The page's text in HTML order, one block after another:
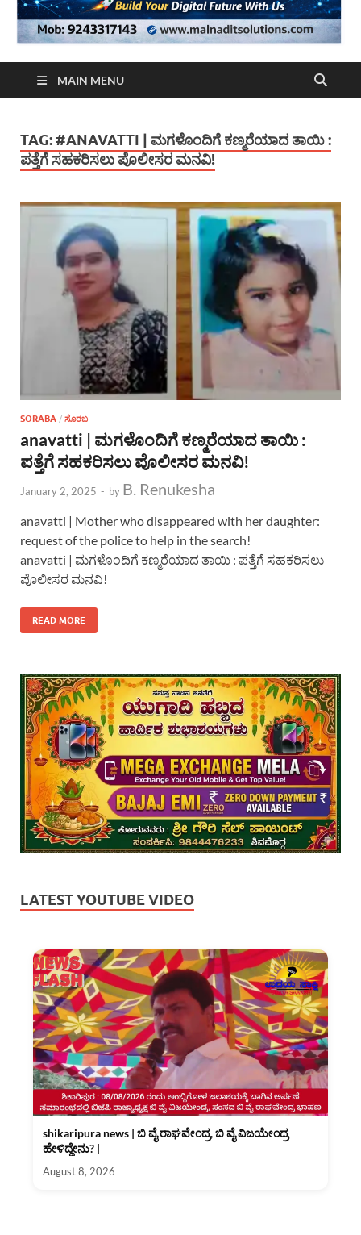
MAIN MENU
TAG: #ANAVATTI | ಮಗಳೊಂದಿಗೆ ಕಣ್ಮರೆಯಾದ ತಾಯಿ :
ಪತ್ತೆಗೆ ಸಹಕರಿಸಲು ಪೊಲೀಸರ ಮನವಿ!
SORABA / ಸೊರಬ
anavatti | ಮಗಳೊಂದಿಗೆ ಕಣ್ಮರೆಯಾದ ತಾಯಿ :
ಪತ್ತೆಗೆ ಸಹಕರಿಸಲು ಪೊಲೀಸರ ಮನವಿ!
January 2, 2025 - by B. Renukesha
anavatti | Mother who disappeared with her daughter:
request of the police to help in the search!
anavatti | ಮಗಳೊಂದಿಗೆ ಕಣ್ಮರೆಯಾದ ತಾಯಿ : ಪತ್ತೆಗೆ ಸಹಕರಿಸಲು
ಪೊಲೀಸರ ಮನವಿ!
READ MORE
LATEST YOUTUBE VIDEO
shikaripura news | ಬಿ ವೈ ರಾಘವೇಂದ್ರ, ಬಿ ವೈ ವಿಜಯೇಂದ್ರ
ಹೇಳಿದ್ದೇನು? |
August 8, 2026